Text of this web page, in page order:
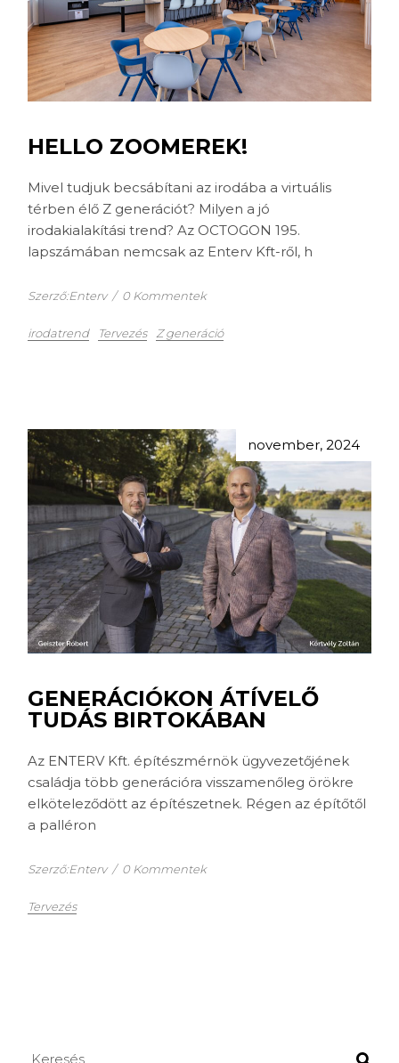
HELLO ZOOMEREK!
Mivel tudjuk becsábítani az irodába a virtuális
térben élő Z generációt? Milyen a jó
irodakialakítási trend? Az OCTOGON 195.
lapszámában nemcsak az Enterv Kft-ről, h
Szerző:Enterv / 0 Kommentek
irodatrend Tervezés Z generáció
november, 2024
GENERÁCIÓKON ÁTÍVELŐ
TUDÁS BIRTOKÁBAN
Az ENTERV Kft. építészmérnök ügyvezetőjének
családja több generációra visszamenőleg örökre
elköteleződött az építészetnek. Régen az építőtől
a palléron
Szerző:Enterv / 0 Kommentek
Tervezés
Keresés